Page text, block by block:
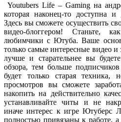
Youtubers Life – Gaming на
которая наконец-то доступна
Здесь вы сможете осуществить
видео-блоггером! Станьте,
любимчики с Ютуба. Ваше
только самые интересные видео и
лучше и старательнее вы
обзора, тем больше
будет только старая
просмотров вы сможете
накопить на действительно
устанавливайте читы и не
иначе интерес к игре Ютуберс
полностью привязаны к работе, а